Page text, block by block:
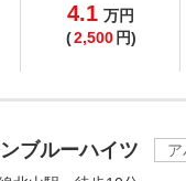
4.1 万円
(2,500 円)
ブルーハイツ